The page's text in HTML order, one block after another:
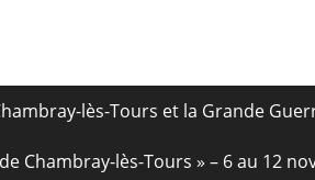
lès-Tours et la Grande
Chambray-lès-Tours » – 6 au 12